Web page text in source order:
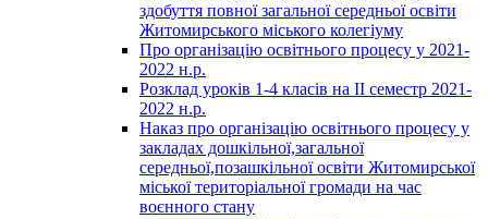
здобуття повної загальної середньої освіти
Житомирського міського колегіуму
Про організацію освітнього процесу у 2021-
2022 н.р.
Розклад уроків 1-4 класів на ІІ семестр 2021-
2022 н.р.
Наказ про організацію освітнього процесу у
закладах дошкільної,загальної
середньої,позашкільної освіти Житомирської
міської територіальної громади на час
воєнного стану